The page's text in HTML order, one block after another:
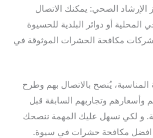
الإرشاد الصحي: يمكنك الاتصال
المحلية أو دوائر البلدية للحسيوة
مكافحة الحشرات الموثوقة في
يُنصح بالاتصال بهم وطرح
وأسعارهم وتجاربهم السابقة قبل
و لكي نسهل عليك المهمة ننصحك
– افضل مكافحة حشرات في سيوة.